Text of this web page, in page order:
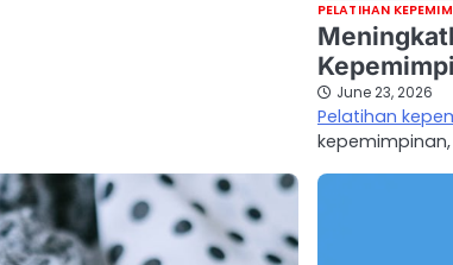
PELATIHAN
June 23, 2026
Pelatihan